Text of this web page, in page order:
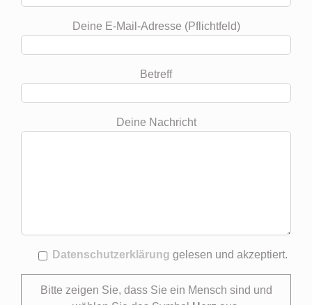
Deine E-Mail-Adresse (Pflichtfeld)
Betreff
Deine Nachricht
Datenschutzerklärung gelesen und akzeptiert.
Bitte zeigen Sie, dass Sie ein Mensch sind und